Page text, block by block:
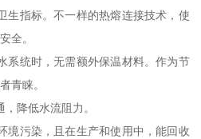
生指标。不一样的热熔连接技术，使
全。
系统时，无需额外保温材料。作为节
青睐。
降低水流阻力。
境污染，且在生产和使用中，能回收